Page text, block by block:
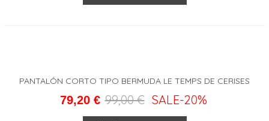
PANTALÓN CORTO TIPO BERMUDA LE TEMPS DE CERISES
79,20 € 99,00 € SALE-20%